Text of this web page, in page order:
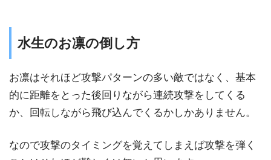
水生のお凛の倒し方
お凛はそれほど攻撃パターンの多い敵ではなく、基本
的に距離をとった後回りながら連続攻撃をしてくる
か、回転しながら飛び込んでくるかしかありません。
なので攻撃のタイミングを覚えてしまえば攻撃を弾く